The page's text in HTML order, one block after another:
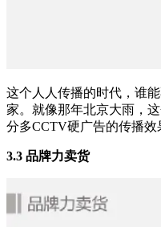
这个人人传播的时代，谁
家。就像那年北京大雨，
分多CCTV硬广告的传
3.3 品牌力卖货